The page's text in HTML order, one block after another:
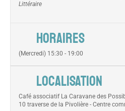
Littéraire
HORAIRES
(Mercredi) 15:30 - 19:00
LOCALISATION
Café associatif La Caravane des
10 traverse de la Pivolière - Centre